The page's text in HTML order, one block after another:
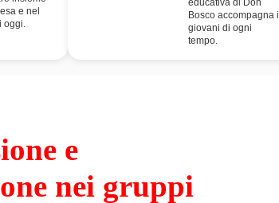
e nel
oggi.
educativa di Don
Bosco accompagna i
giovani di ogni
tempo.
e
nei gruppi